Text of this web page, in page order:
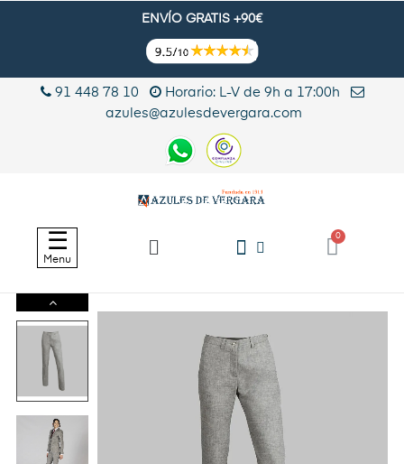
ENVÍO GRATIS +90€
91 448 78 10
Horario: L-V de 9h a 17:00h
azules@azulesdevergara.com
Navegación
de
palanca
☰
Menu